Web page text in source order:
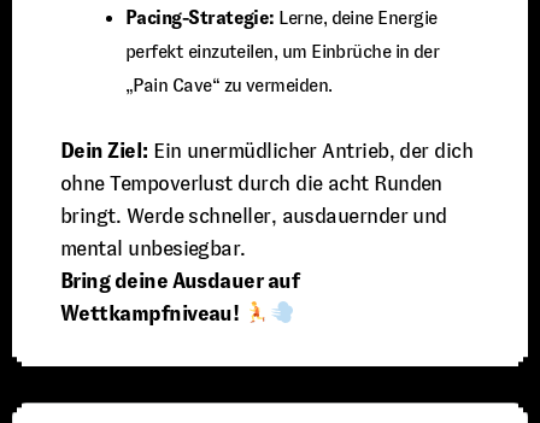
Pacing-Strategie: Lerne, deine Energie
perfekt einzuteilen, um Einbrüche in der
„Pain Cave“ zu vermeiden.
Dein Ziel: Ein unermüdlicher Antrieb, der dich
ohne Tempoverlust durch die acht Runden
bringt. Werde schneller, ausdauernder und
mental unbesiegbar.
Bring deine Ausdauer auf
Wettkampfniveau!